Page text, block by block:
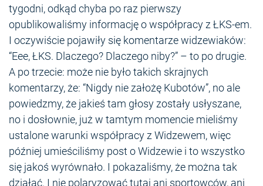
tygodni, odkąd chyba po raz pierwszy
opublikowaliśmy informację o współpracy z ŁKS-em.
I oczywiście pojawiły się komentarze widzewiaków:
“Eee, ŁKS. Dlaczego? Dlaczego niby?” – to po drugie.
A po trzecie: może nie było takich skrajnych
komentarzy, że: “Nigdy nie założę Kubotów”, no ale
powiedzmy, że jakieś tam głosy zostały usłyszane,
no i dosłownie, już w tamtym momencie mieliśmy
ustalone warunki współpracy z Widzewem, więc
później umieściliśmy post o Widzewie i to wszystko
się jakoś wyrównało. I pokazaliśmy, że można tak
działać. I nie polaryzować tutaj ani sportowców, ani